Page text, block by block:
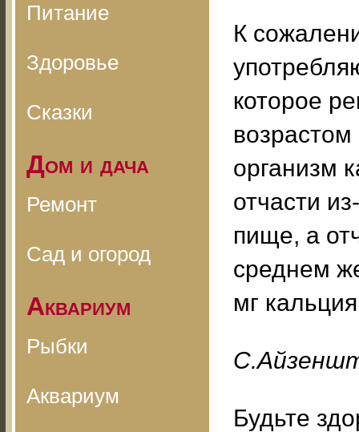
Питание
Здоровье
Сказки
Дом и дача
Ремонт
Сад и огород
Аквариум
Рыбки
Аквариум
К
которое
организм
отчасти
пище, а
среднем
мг
Будьте